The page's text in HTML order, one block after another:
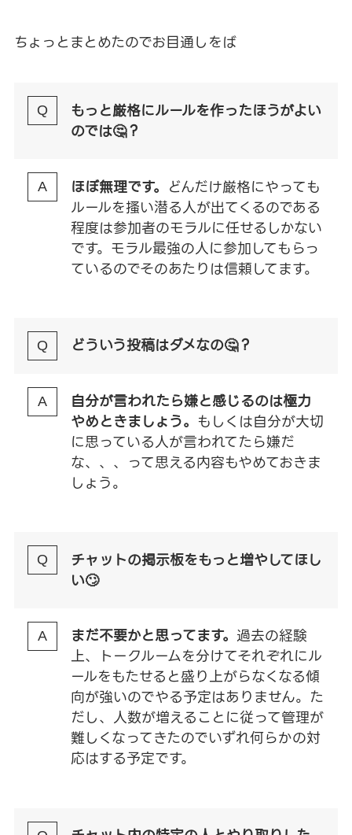
ちょっとまとめたのでお目通しをば
もっと厳格にルールを作ったほうがよい
のでは🤔？
ほぼ無理です。 どんだけ厳格にやっても
ルールを搔い潜る人が出てくるのである
程度は参加者のモラルに任せるしかない
です。モラル最強の人に参加してもらっ
ているのでそのあたりは信頼してます。
どういう投稿はダメなの🤔？
自分が言われたら嫌と感じるのは極力
やめときましょう。 もしくは自分が大切
に思っている人が言われてたら嫌だ
な、、、って思える内容もやめておきま
しょう。
チャットの掲示板をもっと増やしてほし
い🙄
まだ不要かと思ってます。 過去の経験
上、トークルームを分けてそれぞれにル
ールをもたせると盛り上がらなくなる傾
向が強いのでやる予定はありません。た
だし、人数が増えることに従って管理が
難しくなってきたのでいずれ何らかの対
応はする予定です。